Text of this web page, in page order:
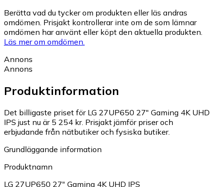
Berätta vad du tycker om produkten eller läs andras
omdömen. Prisjakt kontrollerar inte om de som lämnar
omdömen har använt eller köpt den aktuella produkten.
Läs mer om omdömen.
Annons
Annons
Produktinformation
Det billigaste priset för LG 27UP650 27" Gaming 4K UHD
IPS just nu är 5 254 kr. Prisjakt jämför priser och
erbjudande från nätbutiker och fysiska butiker.
Grundläggande information
Produktnamn
LG 27UP650 27" Gaming 4K UHD IPS